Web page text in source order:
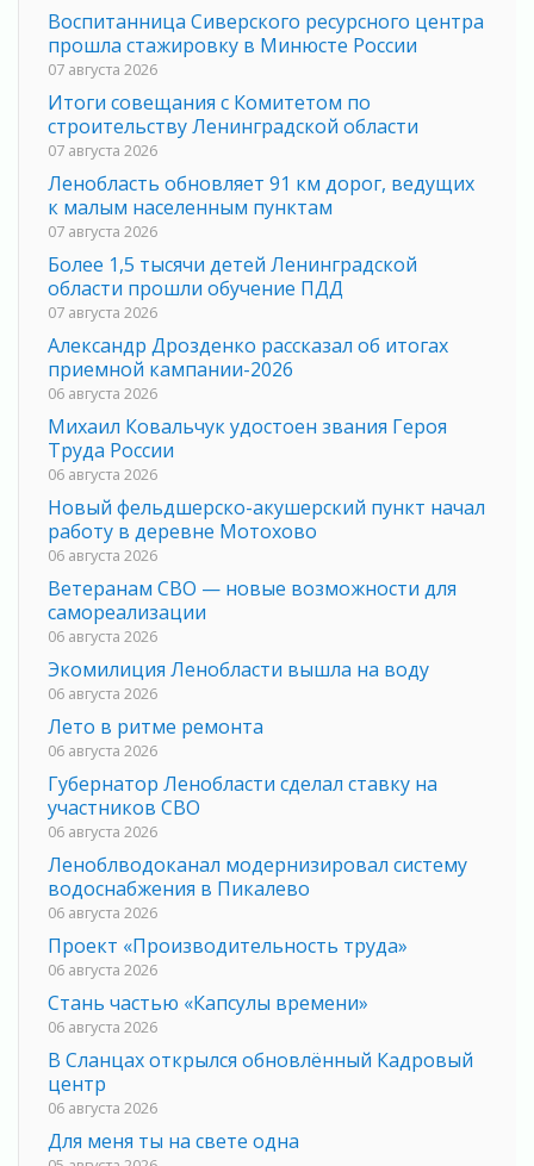
Воспитанница Сиверского ресурсного центра
прошла стажировку в Минюсте России
07 августа 2026
Итоги совещания с Комитетом по
строительству Ленинградской области
07 августа 2026
Ленобласть обновляет 91 км дорог, ведущих
к малым населенным пунктам
07 августа 2026
Более 1,5 тысячи детей Ленинградской
области прошли обучение ПДД
07 августа 2026
Александр Дрозденко рассказал об итогах
приемной кампании-2026
06 августа 2026
Михаил Ковальчук удостоен звания Героя
Труда России
06 августа 2026
Новый фельдшерско-акушерский пункт начал
работу в деревне Мотохово
06 августа 2026
Ветеранам СВО — новые возможности для
самореализации
06 августа 2026
Экомилиция Ленобласти вышла на воду
06 августа 2026
Лето в ритме ремонта
06 августа 2026
Губернатор Ленобласти сделал ставку на
участников СВО
06 августа 2026
Леноблводоканал модернизировал систему
водоснабжения в Пикалево
06 августа 2026
Проект «Производительность труда»
06 августа 2026
Стань частью «Капсулы времени»
06 августа 2026
В Сланцах открылся обновлённый Кадровый
центр
06 августа 2026
Для меня ты на свете одна